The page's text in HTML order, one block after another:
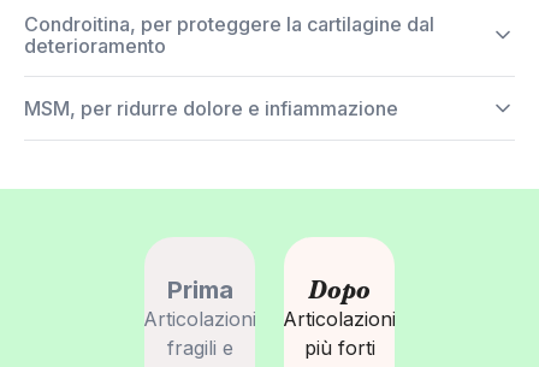
Condroitina, per proteggere la cartilagine dal
deterioramento
MSM, per ridurre dolore e infiammazione
Prima
Articolazioni
fragili e
Dopo
Articolazioni
più forti